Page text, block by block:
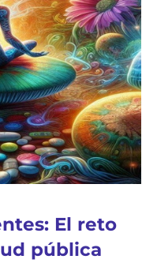
El reto
pública